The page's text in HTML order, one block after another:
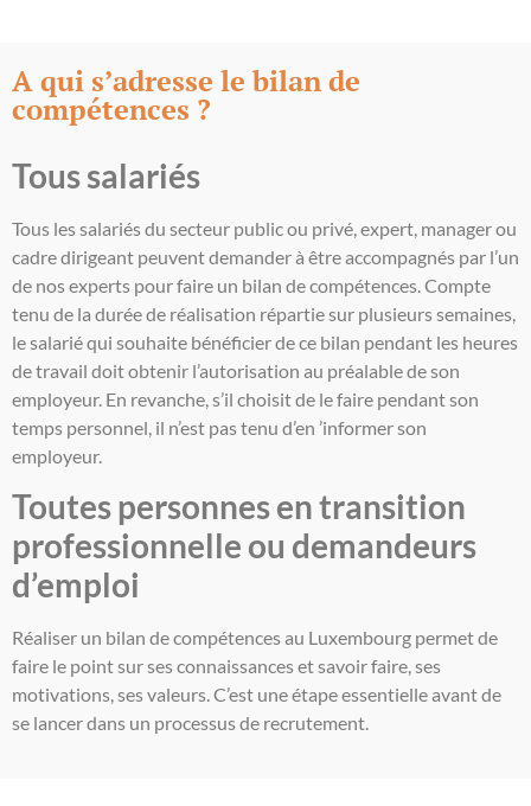
A qui s’adresse le bilan de
compétences ?
Tous salariés
Tous les salariés du secteur public ou privé, expert, manager ou
cadre dirigeant peuvent demander à être accompagnés par l’un
de nos experts pour faire un bilan de compétences. Compte
tenu de la durée de réalisation répartie sur plusieurs semaines,
le salarié qui souhaite bénéficier de ce bilan pendant les heures
de travail doit obtenir l’autorisation au préalable de son
employeur. En revanche, s’il choisit de le faire pendant son
temps personnel, il n’est pas tenu d’en ’informer son
employeur.
Toutes personnes en transition
professionnelle ou demandeurs
d’emploi
Réaliser un bilan de compétences au Luxembourg permet de
faire le point sur ses connaissances et savoir faire, ses
motivations, ses valeurs. C’est une étape essentielle avant de
se lancer dans un processus de recrutement.